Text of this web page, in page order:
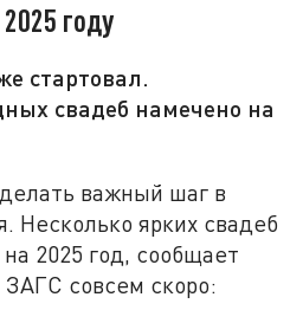
году
стартовал.
свадеб намечено на
важный шаг в
Несколько ярких свадеб
2025 год, сообщает
ЗАГС совсем скоро: